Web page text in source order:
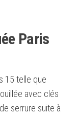
Paris
15 telle que
avec clés
serrure suite à